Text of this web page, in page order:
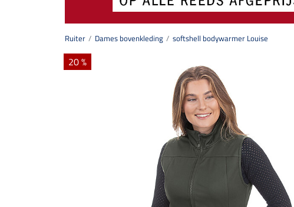
Ruiter Dames bovenkleding softshell bodywarmer Louise
20 %